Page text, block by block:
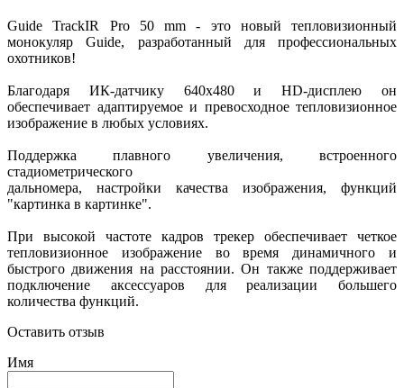
Guide TrackIR Pro 50 mm - это новый тепловизионный
монокуляр Guide, разработанный для профессиональных
охотников!
Благодаря ИК-датчику 640x480 и HD-дисплею он
обеспечивает адаптируемое и превосходное тепловизионное
изображение в любых условиях.
Поддержка плавного увеличения, встроенного
стадиометрического
дальномера, настройки качества изображения, функций
"картинка в картинке".
При высокой частоте кадров трекер обеспечивает четкое
тепловизионное изображение во время динамичного и
быстрого движения на расстоянии. Он также поддерживает
подключение аксессуаров для реализации большего
количества функций.
Оставить отзыв
Имя